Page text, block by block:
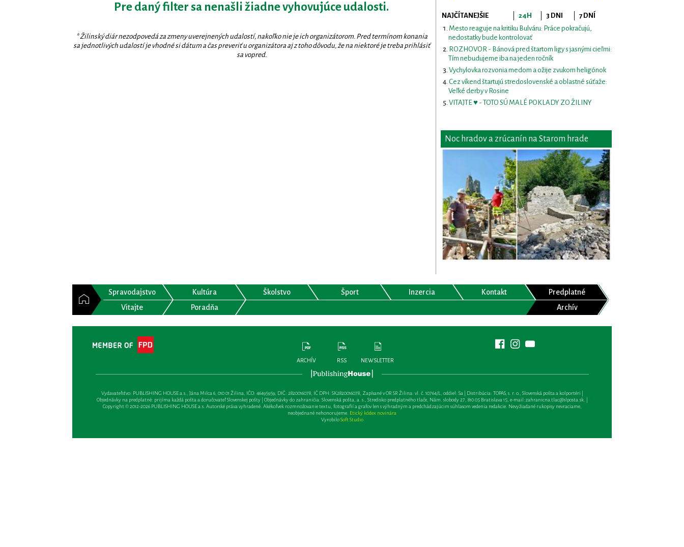
Pre daný filter sa nenašli žiadne vyhovujúce udalosti.
* Žilinský diár nezodpovedá za zmeny uverejnených udalostí, nakoľko nie je ich organizátorom. Pred termínom konania
sa jednotlivých udalostí je vhodné si dátum a čas preveriť u organizátora aj z toho dôvodu, že na niektoré je treba prihlásiť
sa vopred.
NAJČÍTANEJŠIE 24H 3 DNI
7 DNÍ
Mesto reaguje na kritiku Bulváru: Práce pokračujú,
nedostatky bude kontrolovať
ROZHOVOR - Bánová pred štartom ligy s jasnými cieľmi:
Tím nebudujeme iba na jeden ročník
Vychylovka rozvonia medom a ožije zvukom heligónok
Cez víkend štartujú stredoslovenské a oblastné súťaže:
Veľké derby v Rosine
VITAJTE ♥ - TOTO SÚ MALÉ POKLADY ZO ŽILINY
Noc hradov a zrúcanín na Starom hrade
Spravodajstvo Kultúra Školstvo Šport Inzercia Kontakt
Predplatné
Vitajte
Poradňa Archív
ARCHÍV RSS NEWSLETTER
Vydavateľsťvo: PUBLISHING HOUSE a.s., Jána Milca 6, 010 01 Žilina, IČO: 46495959, DIČ: 2820016078, IČ DPH: SK2820016078, Zapísané v OR SR Žilina: vl. č. 10764/L, oddiel: Sa | Distribúcia: TOPAS, s. r. o., Slovenská pošta a kolportéri |
Objednávky na predplatné: prijíma každá pošta a doručovateľ Slovenskej pošty | Objednávky do zahraničia: Slovenská pošta, a. s., Stredisko predplatného tlače, Nám. slobody 27, 810 05 Bratislava 15, e-mail:zahranicna.tlac@slposta.sk. |
Copyright © 2012-2026 PUBLISHING HOUSE a.s. Autorské práva vyhradené. Akékoľvek rozmnožovanie textu, fotografií a grafov len s výhradným a predchádzajúcim súhlasom vedenia redakcie. Nevyžiadané rukopisy nevraciame,
neobjednané nehonorujeme. Etický kódex novinára
VyrobiloSoft Studio